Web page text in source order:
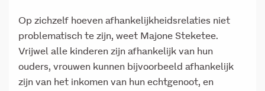
Op zichzelf hoeven afhankelijkheidsrelaties niet
problematisch te zijn, weet Majone Steketee.
Vrijwel alle kinderen zijn afhankelijk van hun
ouders, vrouwen kunnen bijvoorbeeld afhankelijk
zijn van het inkomen van hun echtgenoot, en